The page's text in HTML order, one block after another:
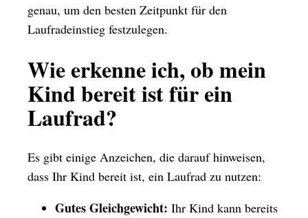
genau, um den besten Zeitpunkt für den
Laufradeinstieg festzulegen.
Wie erkenne ich, ob mein
Kind bereit ist für ein
Laufrad?
Es gibt einige Anzeichen, die darauf hinweisen,
dass Ihr Kind bereit ist, ein Laufrad zu nutzen:
Gutes Gleichgewicht: Ihr Kind kann bereits